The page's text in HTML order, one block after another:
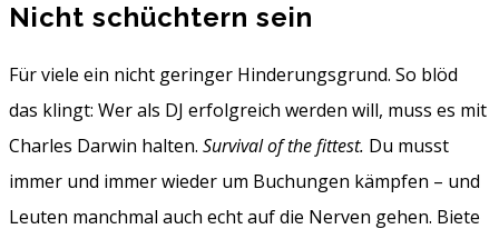
Nicht schüchtern sein
Für viele ein nicht geringer Hinderungsgrund. So blöd
das klingt: Wer als DJ erfolgreich werden will, muss es mit
Charles Darwin halten. Survival of the fittest. Du musst
immer und immer wieder um Buchungen kämpfen – und
Leuten manchmal auch echt auf die Nerven gehen. Biete